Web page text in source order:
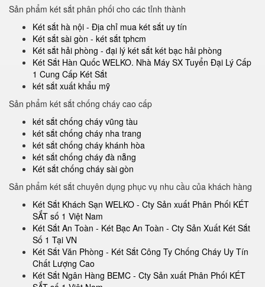
Sản phẩm két sắt phân phối cho các tỉnh thành
Két sắt hà nội - Địa chỉ mua két sắt uy tín
Két sắt sài gòn - két sắt tphcm
Két sắt hải phòng - đại lý két sắt két bạc hải phòng
Két Sắt Hàn Quốc WELKO. Nhà Máy SX Tuyển Đại Lý Cấp
1 Cung Cấp Két Sắt
két sắt xuất khẩu mỹ
Sản phẩm két sắt chống cháy cao cấp
két sắt chống cháy vũng tàu
két sắt chống cháy nha trang
két sắt chống cháy khánh hòa
két sắt chống cháy đà nẵng
Két sắt chống cháy sài gòn
Sản phẩm két sắt chuyên dụng phục vụ nhu cầu của khách hàng
Két Sắt Khách Sạn WELKO - Cty Sản xuất Phân Phối KÉT
SẮT số 1 Việt Nam
Két Sắt An Toàn - Két Bạc An Toàn - Cty Sản Xuất Két Sắt
Số 1 Tại VN
Két Sắt Văn Phòng - Két Sắt Công Ty Chống Cháy Uy Tín
Chất Lượng Cao
Két Sắt Ngân Hàng BEMC - Cty Sản xuất Phân Phối KÉT